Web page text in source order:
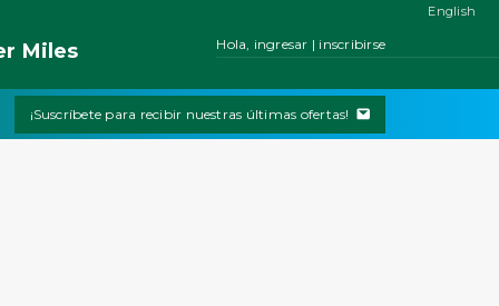
Miles Hola, ingresar | inscribirse
¡Suscríbete para recibir nuestras últimas ofertas!
English